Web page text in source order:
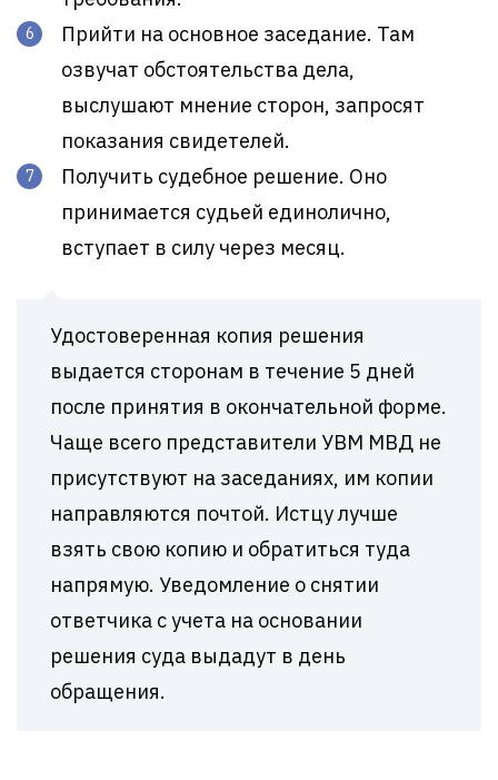
Прийти на основное заседание. Там
озвучат обстоятельства дела,
выслушают мнение сторон, запросят
показания свидетелей.
Получить судебное решение. Оно
принимается судьей единолично,
вступает в силу через месяц.
Удостоверенная копия решения
выдается сторонам в течение 5 дней
после принятия в окончательной форме.
Чаще всего представители УВМ МВД не
присутствуют на заседаниях, им копии
направляются почтой. Истцу лучше
взять свою копию и обратиться туда
напрямую. Уведомление о снятии
ответчика с учета на основании
решения суда выдадут в день
обращения.